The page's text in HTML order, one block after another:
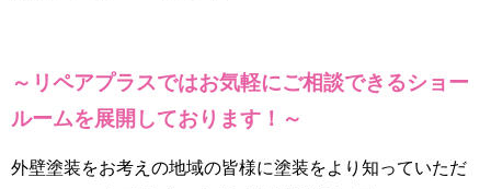
～リペアプラスではお気軽にご相談できるショー
ルームを展開しております！～
外壁塗装をお考えの地域の皆様に塗装をより知っていただ